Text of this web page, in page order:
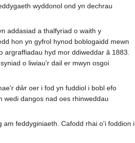
wyddonol ond yn dechrau
addasiad a thalfyriad o waith y
hon yn gyfrol hynod boblogaidd mewn
argraffiadau hyd mor ddiweddar â 1883.
o liwiau'r dail er mwyn osgoi
dŵr oer i fod yn fuddiol i bobl efo
wedi dangos nad oes rhinweddau
feddyginiaeth. Cafodd rhai o'i foddion i